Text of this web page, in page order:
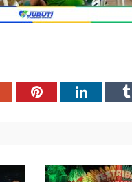
PinterestLinkedIn